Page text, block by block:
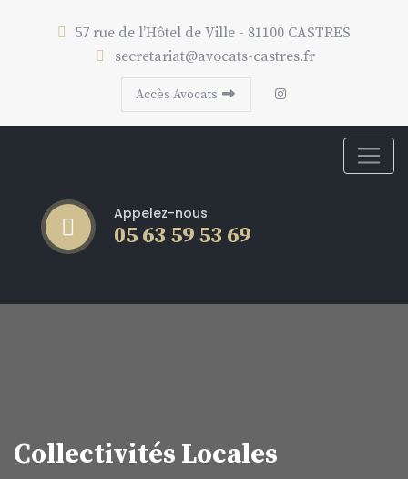
57 rue de l’Hôtel de Ville - 81100 CASTRES
secretariat@avocats-castres.fr
Accès Avocats
Appelez-nous
05 63 59 53 69
Collectivités Locales